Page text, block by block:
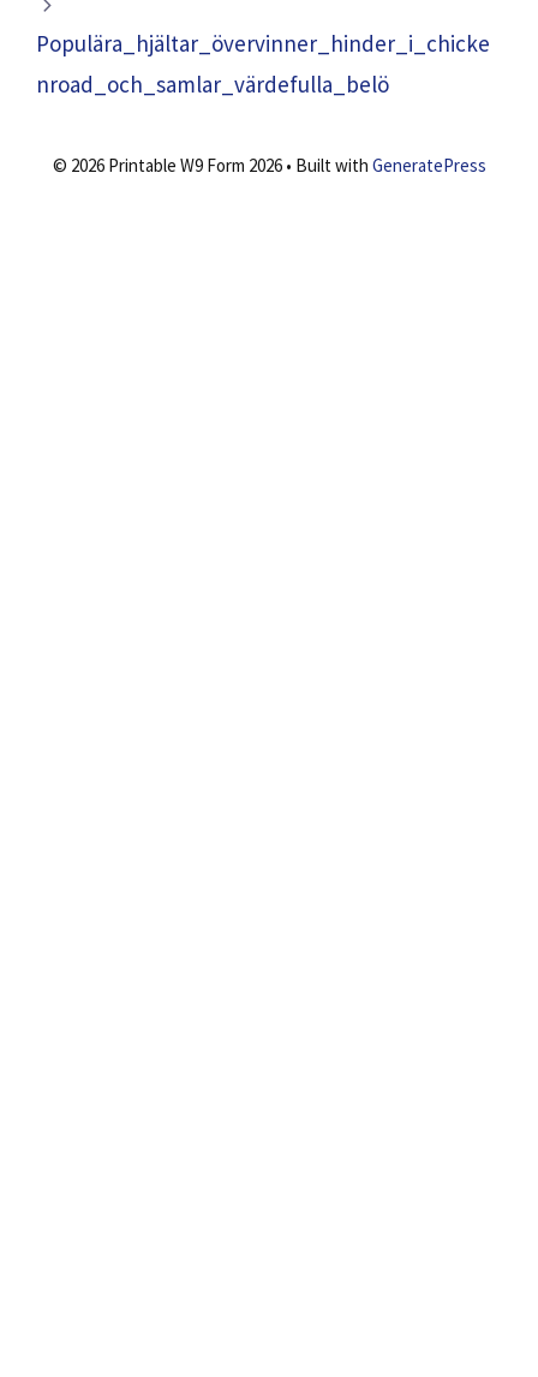
Populära_hjältar_övervinner_hinder_i_chicke
nroad_och_samlar_värdefulla_belö
© 2026 Printable W9 Form 2026• Built with GeneratePress